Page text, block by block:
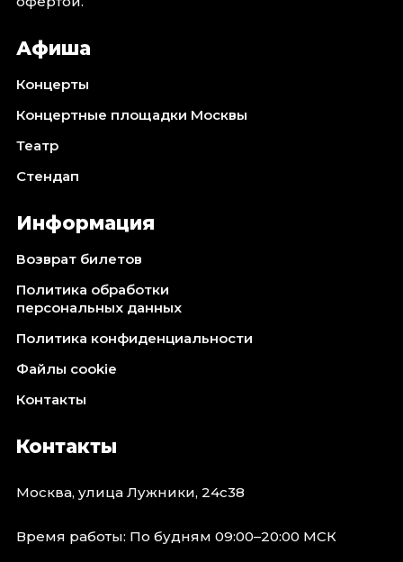
Афиша
Концерты
Концертные площадки Москвы
Театр
Стендап
Информация
Возврат билетов
Политика обработки
персональных данных
Политика конфиденциальности
Файлы cookie
Контакты
Контакты
Москва, улица Лужники, 24с38
Время работы: По будням 09:00–20:00 МСК